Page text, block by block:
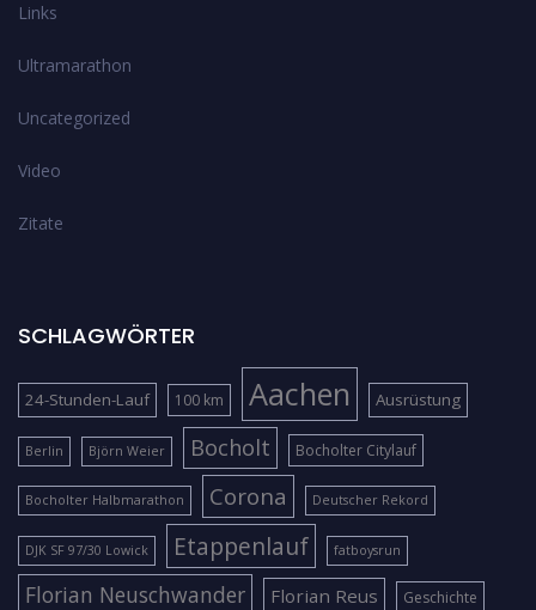
Links
Ultramarathon
Uncategorized
Video
Zitate
SCHLAGWÖRTER
24-Stunden-Lauf 100 km Aachen Ausrüstung
Berlin Björn Weier Bocholt Bocholter Citylauf
Bocholter Halbmarathon Corona Deutscher Rekord
DJK SF 97/30 Lowick Etappenlauf fatboysrun
Florian Neuschwander Florian Reus Geschichte